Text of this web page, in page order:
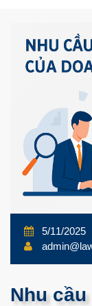
5/11/2025
Nhu